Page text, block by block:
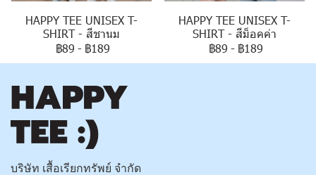
HAPPY TEE UNISEX T-
SHIRT - สีชานม
฿89 - ฿189
HAPPY TEE UNISEX T-
SHIRT - สีม็อคค่า
฿89 - ฿189
บริษัท เสื้อเรียกทรัพย์ จำกัด